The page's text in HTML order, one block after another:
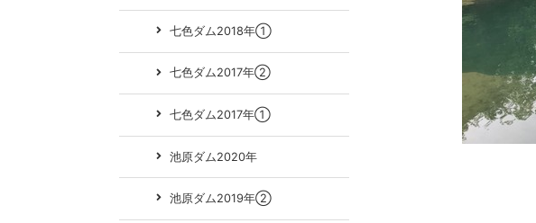
七色ダム2018年①
七色ダム2017年②
七色ダム2017年①
池原ダム2020年
池原ダム2019年②